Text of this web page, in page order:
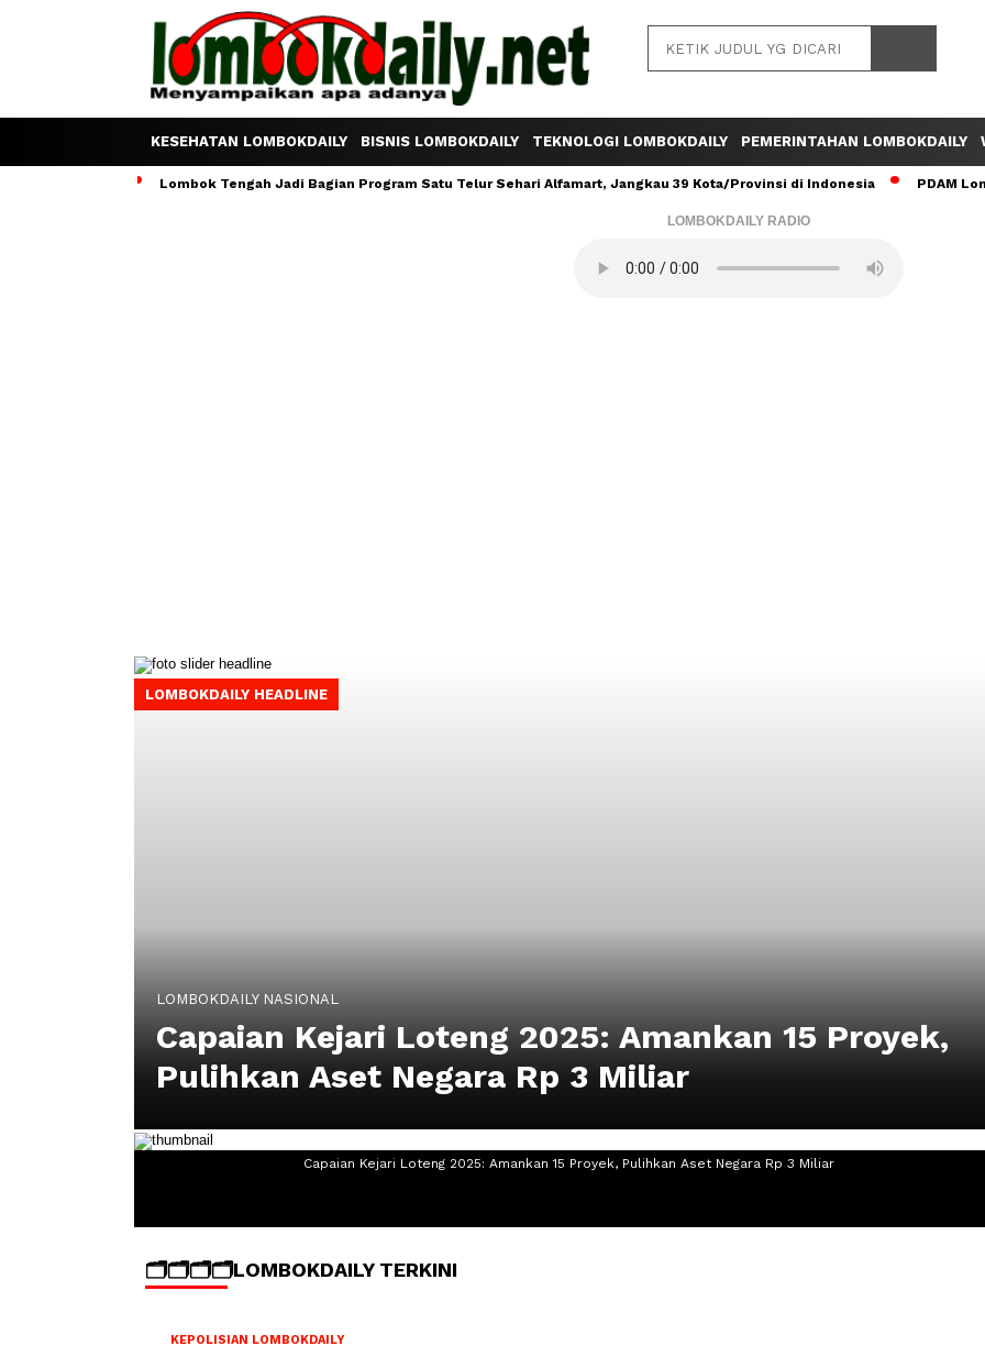
KESEHATAN LOMBOKDAILY BISNIS LOMBOKDAILY TEKNOLOGI LOMBOKDAILY PEMERINTAHAN LOMBOKDAILY
Lombok Tengah Jadi Bagian Program Satu Telur Sehari Alfamart, Jangkau 39 Kota/Provinsi di Indonesia PDAM
LOMBOKDAILY RADIO
LOMBOKDAILY HEADLINE
LOMBOKDAILY NASIONAL
Capaian Kejari Loteng 2025: Amankan 15 Proyek,
Pulihkan Aset Negara Rp 3 Miliar
Capaian Kejari Loteng 2025: Amankan 15 Proyek, Pulihkan Aset Negara Rp 3 Miliar
🗂️🗂️🗂️🗂️LOMBOKDAILY TERKINI
KEPOLISIAN LOMBOKDAILY